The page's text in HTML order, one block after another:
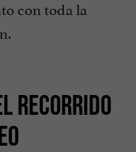
con toda la
RECORRIDO